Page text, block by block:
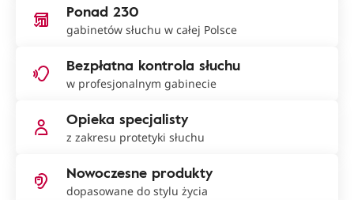
Ponad 230
gabinetów słuchu w całej Polsce
Bezpłatna kontrola słuchu
w profesjonalnym gabinecie
Opieka specjalisty
z zakresu protetyki słuchu
Nowoczesne produkty
dopasowane do stylu życia